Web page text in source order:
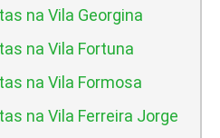
na Vila Georgina
na Vila Fortuna
na Vila Formosa
na Vila Ferreira Jorge